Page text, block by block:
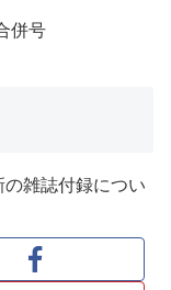
併号
雑誌付録につい